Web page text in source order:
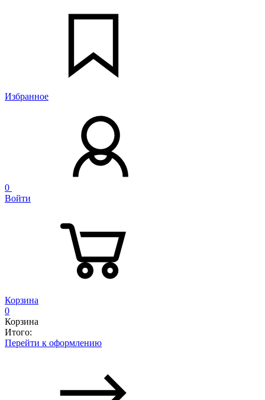
Избранное
0
Войти
Корзина
0
Корзина
Итого:
Перейти к оформлению